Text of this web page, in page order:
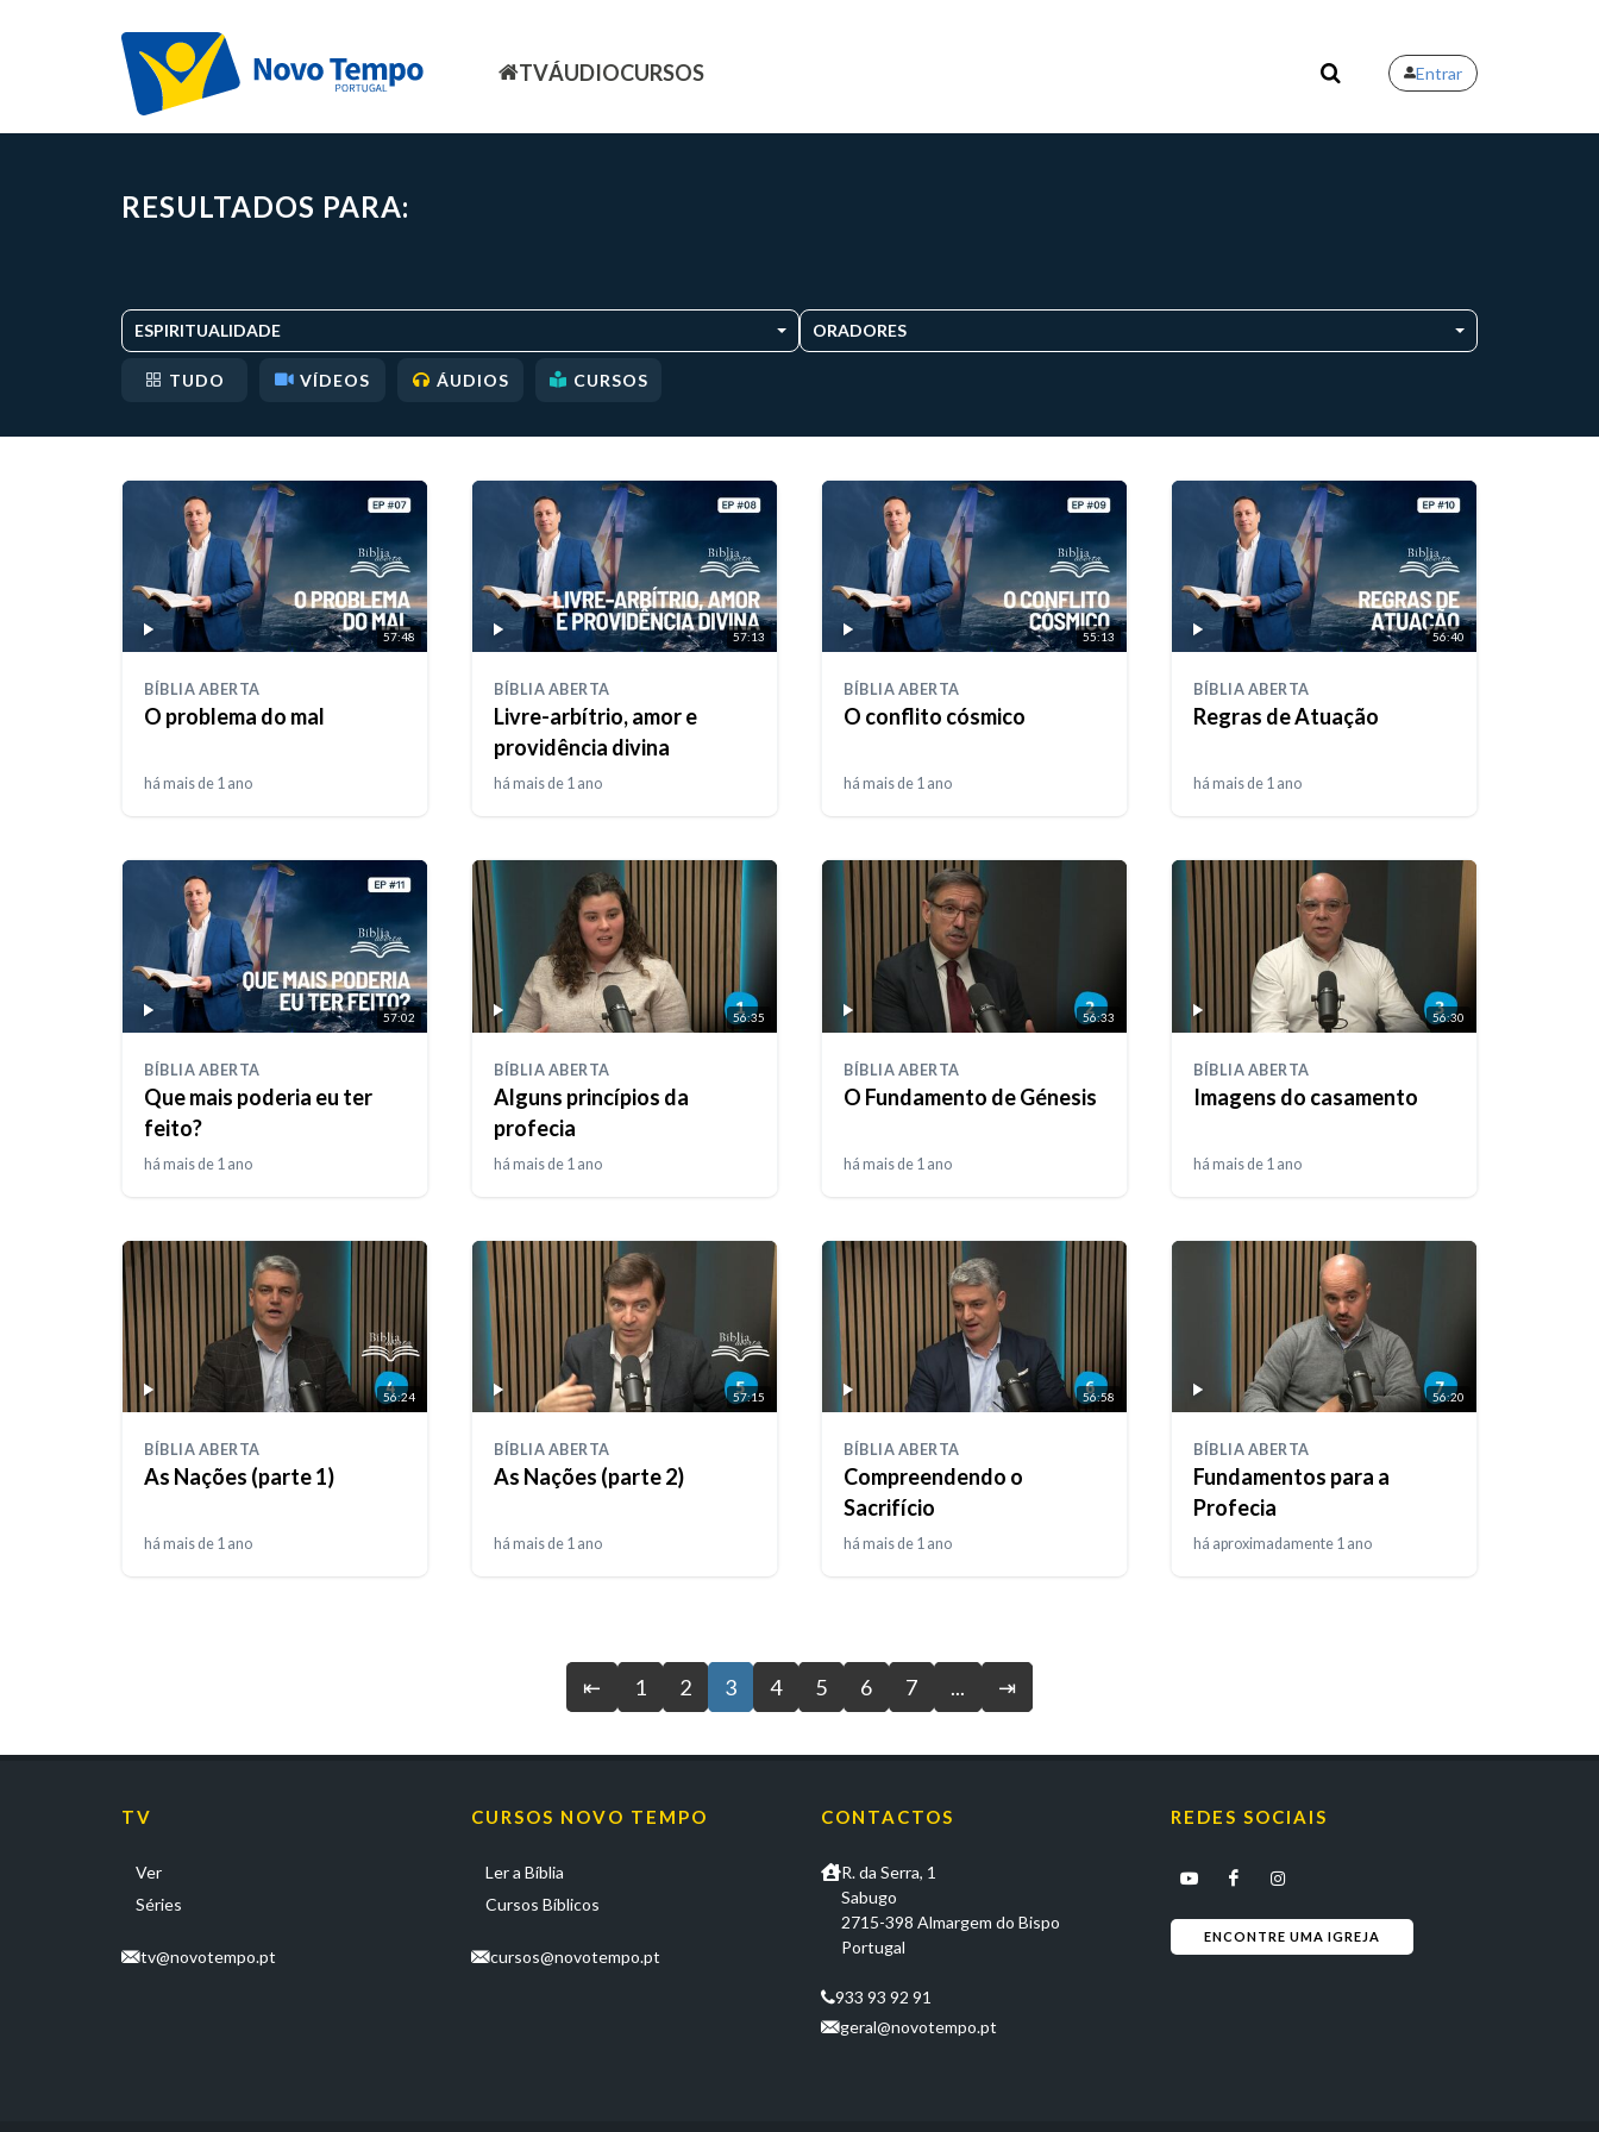
TVÁUDIOCURSOS Entrar
RESULTADOS PARA:
ESPIRITUALIDADE ORADORES
TUDO VÍDEOS ÁUDIOS CURSOS
57:48
BÍBLIA ABERTA
O problema do mal
há mais de 1 ano
57:13
BÍBLIA ABERTA
Livre-arbítrio, amor e
providência divina
há mais de 1 ano
55:13
BÍBLIA ABERTA
O conflito cósmico
há mais de 1 ano
56:40
BÍBLIA ABERTA
Regras de Atuação
há mais de 1 ano
57:02
BÍBLIA ABERTA
Que mais poderia eu ter
feito?
há mais de 1 ano
56:35
BÍBLIA ABERTA
Alguns princípios da
profecia
há mais de 1 ano
56:33
BÍBLIA ABERTA
O Fundamento de Génesis
há mais de 1 ano
56:30
BÍBLIA ABERTA
Imagens do casamento
há mais de 1 ano
56:24
BÍBLIA ABERTA
As Nações (parte 1)
há mais de 1 ano
57:15
BÍBLIA ABERTA
As Nações (parte 2)
há mais de 1 ano
56:58
BÍBLIA ABERTA
Compreendendo o
Sacrifício
há mais de 1 ano
56:20
BÍBLIA ABERTA
Fundamentos para a
Profecia
há aproximadamente 1 ano
⇤ 1 2 3 4 5 6 7 ... ⇥
TV
Ver
Séries
tv@novotempo.pt
CURSOS NOVO TEMPO
Ler a Bíblia
Cursos Bíblicos
cursos@novotempo.pt
CONTACTOS
R. da Serra, 1
Sabugo
2715-398 Almargem do Bispo
Portugal
933 93 92 91
geral@novotempo.pt
REDES SOCIAIS
ENCONTRE UMA IGREJA